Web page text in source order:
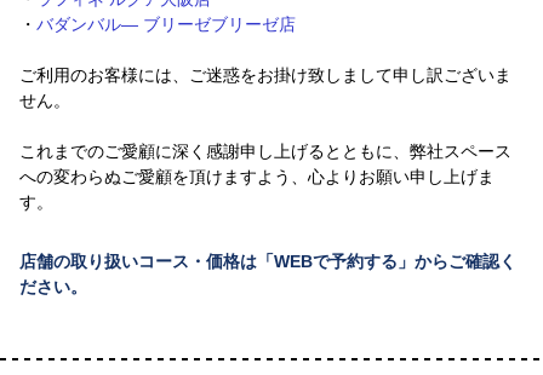
・ バダンバル― ブリーゼブリーゼ店
ご利用のお客様には、ご迷惑をお掛け致しまして申し訳ございま
せん。
これまでのご愛顧に深く感謝申し上げるとともに、弊社スペース
への変わらぬご愛顧を頂けますよう、心よりお願い申し上げま
す。
店舗の取り扱いコース・価格は「WEBで予約する」からご確認く
ださい。